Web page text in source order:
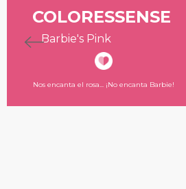
COLORESSENSE
Barbie's Pink
Collection
Nos encanta el rosa... ¡No encanta Barbie!